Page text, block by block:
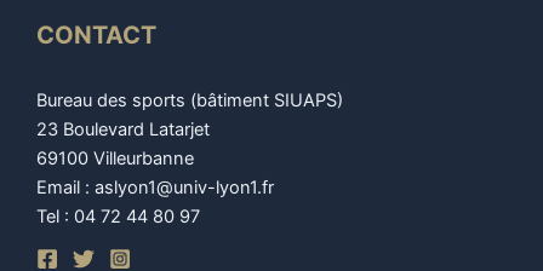
CONTACT
Bureau des sports (bâtiment SIUAPS)
23 Boulevard Latarjet
69100 Villeurbanne
Email : aslyon1@univ-lyon1.fr
Tel : 04 72 44 80 97